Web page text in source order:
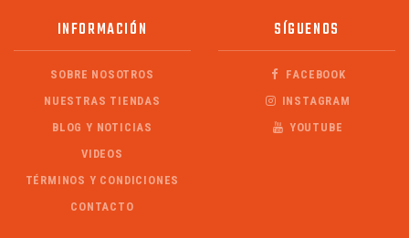
INFORMACIÓN
SOBRE NOSOTROS
NUESTRAS TIENDAS
BLOG Y NOTICIAS
VIDEOS
TÉRMINOS Y CONDICIONES
CONTACTO
SÍGUENOS
FACEBOOK
INSTAGRAM
YOUTUBE